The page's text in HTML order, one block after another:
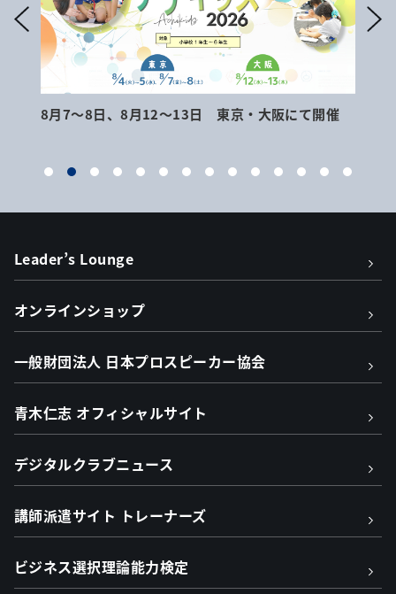
8月7～8日、8月12～13日 東京・大阪にて開催
Leader’s Lounge
オンラインショップ
一般財団法人 日本プロスピーカー協会
青木仁志 オフィシャルサイト
デジタルクラブニュース
講師派遣サイト トレーナーズ
ビジネス選択理論能力検定